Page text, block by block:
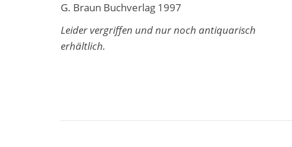
G. Braun Buchverlag 1997
Leider vergriffen und nur noch antiquarisch
erhältlich.